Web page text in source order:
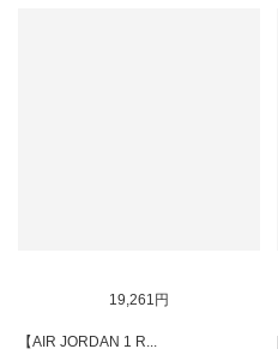
19,261円
【AIR JORDAN 1 R...